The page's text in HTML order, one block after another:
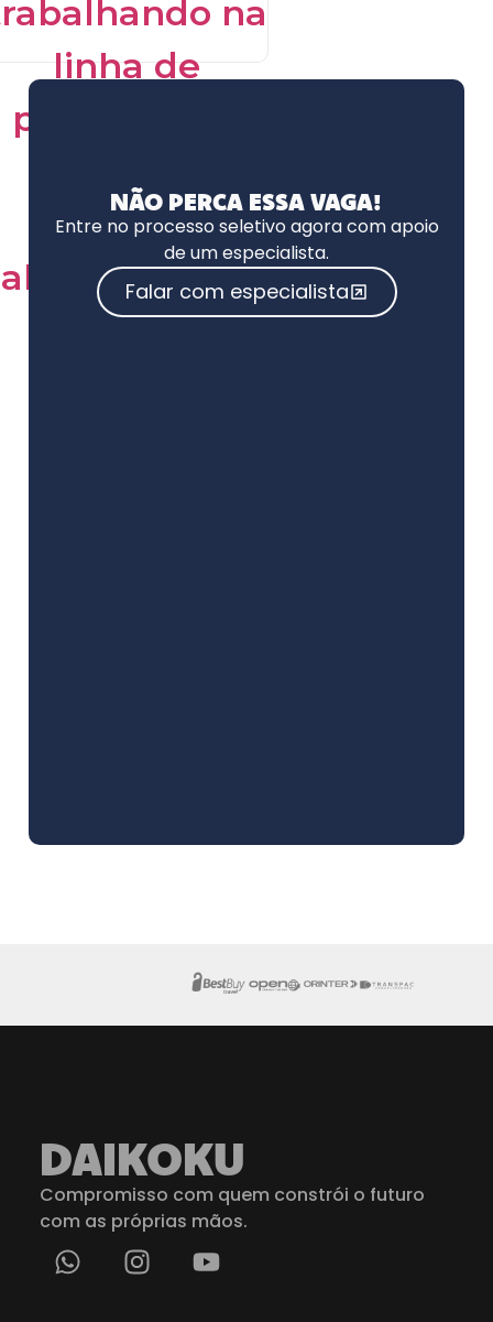
NÃO PERCA ESSA VAGA!
Entre no processo seletivo agora com apoio
de um especialista.
Falar com especialista
DAIKOKU
Compromisso com quem constrói o futuro
com as próprias mãos.